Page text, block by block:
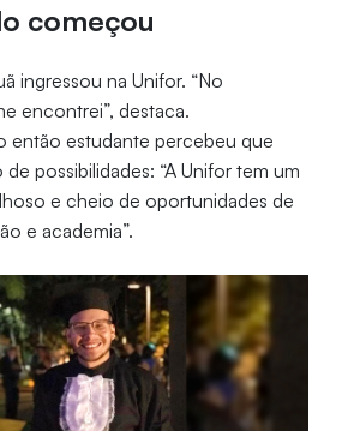
começou
ingressou na Unifor. “No
encontrei”, destaca.
então estudante percebeu que
possibilidades: “A Unifor tem um
e cheio de oportunidades de
e academia”.